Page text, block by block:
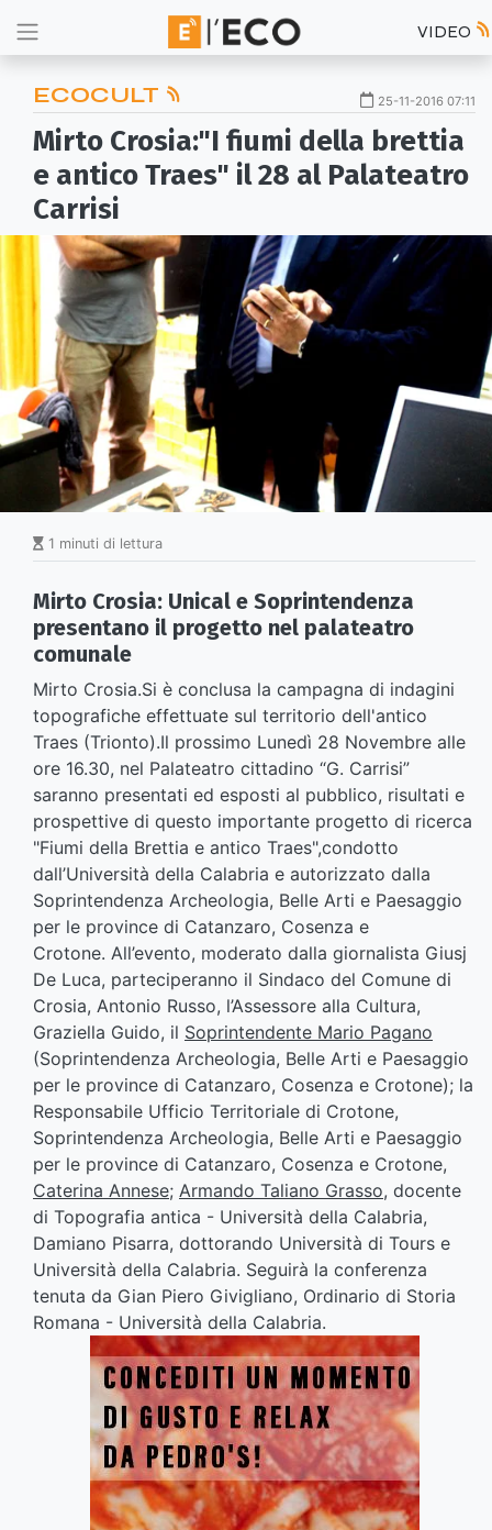
VIDEO
ECOCULT 25-11-2016 07:11
Mirto Crosia:"I fiumi della brettia
e antico Traes" il 28 al Palateatro
Carrisi
1 minuti di lettura
Mirto Crosia: Unical e Soprintendenza
presentano il progetto nel palateatro
comunale
Mirto Crosia.Si è conclusa la campagna di indagini
topografiche effettuate sul territorio dell'antico
Traes (Trionto).Il prossimo Lunedì 28 Novembre alle
ore 16.30, nel Palateatro cittadino “G. Carrisi”
saranno presentati ed esposti al pubblico, risultati e
prospettive di questo importante progetto di ricerca
"Fiumi della Brettia e antico Traes",condotto
dall’Università della Calabria e autorizzato dalla
Soprintendenza Archeologia, Belle Arti e Paesaggio
per le province di Catanzaro, Cosenza e
Crotone. All’evento, moderato dalla giornalista Giusj
De Luca, parteciperanno il Sindaco del Comune di
Crosia, Antonio Russo, l’Assessore alla Cultura,
Graziella Guido, il Soprintendente Mario Pagano
(Soprintendenza Archeologia, Belle Arti e Paesaggio
per le province di Catanzaro, Cosenza e Crotone); la
Responsabile Ufficio Territoriale di Crotone,
Soprintendenza Archeologia, Belle Arti e Paesaggio
per le province di Catanzaro, Cosenza e Crotone,
Caterina Annese; Armando Taliano Grasso, docente
di Topografia antica - Università della Calabria,
Damiano Pisarra, dottorando Università di Tours e
Università della Calabria. Seguirà la conferenza
tenuta da Gian Piero Givigliano, Ordinario di Storia
Romana - Università della Calabria.